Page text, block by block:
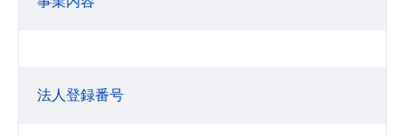
法人登録番号